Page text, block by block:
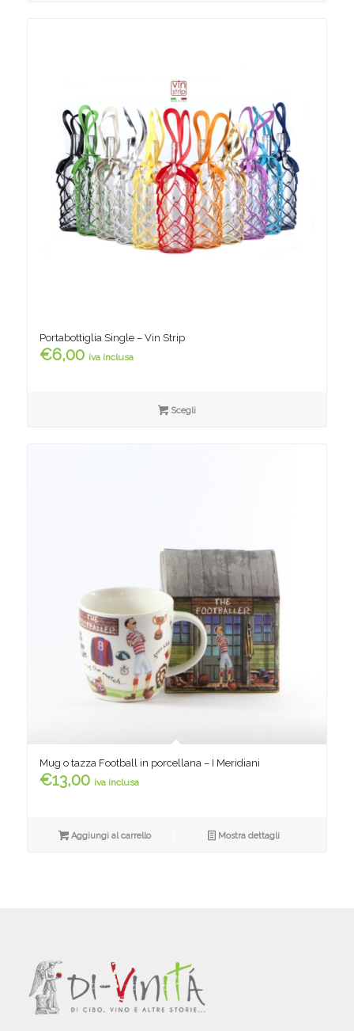
Portabottiglia Single – Vin Strip
€6,00 iva inclusa
Scegli
Mug o tazza Football in porcellana – I Meridiani
€13,00 iva inclusa
Aggiungi al carrello Mostra dettagli